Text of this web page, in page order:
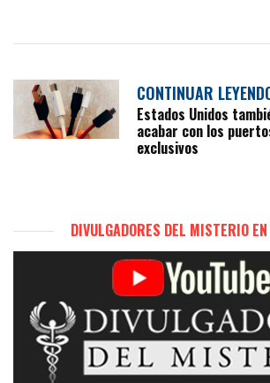
CONTINUAR
Estados Unidos
acabar con los
exclusivos
DIVULGADORES DEL MISTERIO